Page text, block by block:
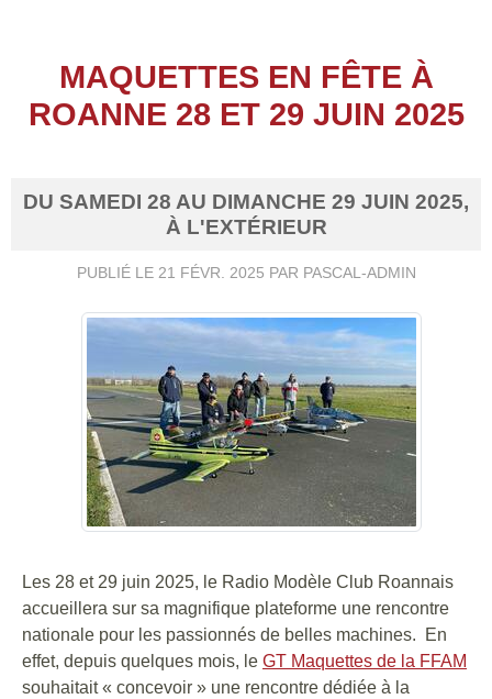
MAQUETTES EN FÊTE À
ROANNE 28 ET 29 JUIN 2025
DU SAMEDI 28 AU DIMANCHE 29 JUIN 2025,
À L'EXTÉRIEUR
PUBLIÉ LE 21 FÉVR. 2025 PAR PASCAL-ADMIN
Les 28 et 29 juin 2025, le Radio Modèle Club Roannais
accueillera sur sa magnifique plateforme une rencontre
nationale pour les passionnés de belles machines. En
effet, depuis quelques mois, le GT Maquettes de la FFAM
souhaitait « concevoir » une rencontre dédiée à la